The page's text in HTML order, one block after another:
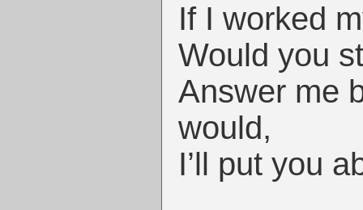
If I worked
Would you
Answer me
would,
I’ll put you